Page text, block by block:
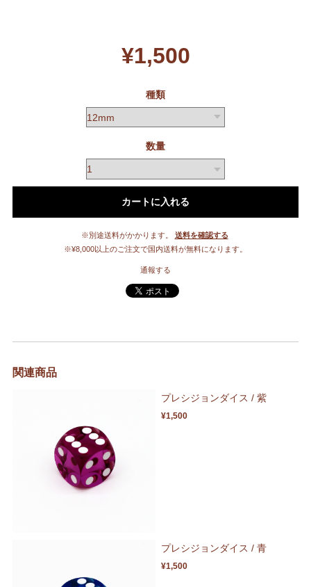
¥1,500
種類
数量
カートに入れる
※別途送料がかかります。
送料を確認する
※¥8,000以上のご注文で国内送料が無料になります。
通報する
関連商品
プレシジョンダイス / 紫
¥1,500
プレシジョンダイス / 青
¥1,500